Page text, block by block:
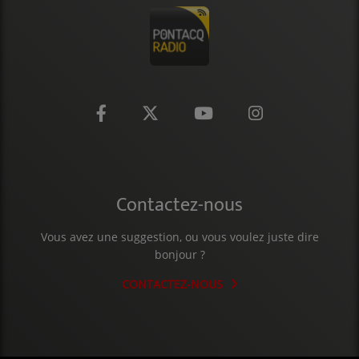
Contactez-nous
Vous avez une suggestion, ou vous voulez juste dire
bonjour ?
CONTACTEZ-NOUS